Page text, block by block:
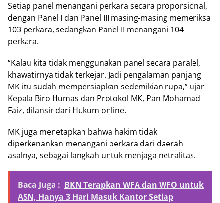
Setiap panel menangani perkara secara proporsional,
dengan Panel I dan Panel III masing-masing memeriksa
103 perkara, sedangkan Panel II menangani 104
perkara.
“Kalau kita tidak menggunakan panel secara paralel,
khawatirnya tidak terkejar. Jadi pengalaman panjang
MK itu sudah mempersiapkan sedemikian rupa,” ujar
Kepala Biro Humas dan Protokol MK, Pan Mohamad
Faiz, dilansir dari Hukum online.
MK juga menetapkan bahwa hakim tidak
diperkenankan menangani perkara dari daerah
asalnya, sebagai langkah untuk menjaga netralitas.
Baca Juga : BKN Terapkan WFA dan WFO untuk
ASN, Hanya 3 Hari Masuk Kantor Setiap